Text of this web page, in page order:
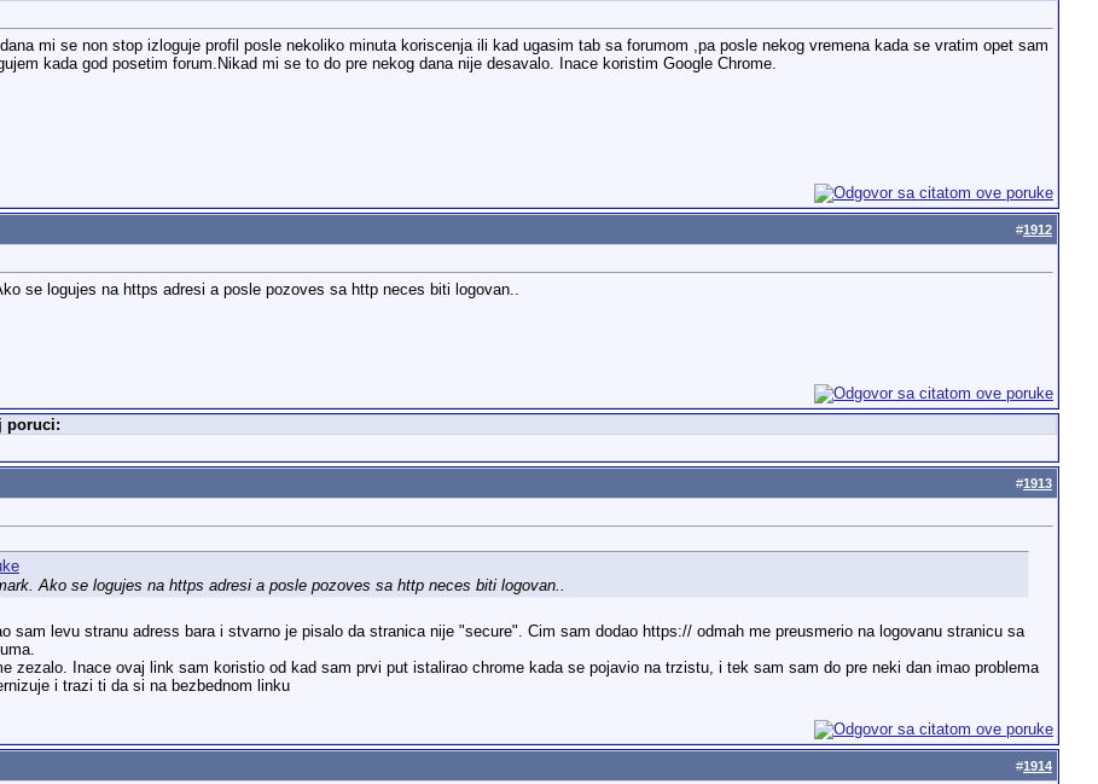
mi se non stop izloguje profil posle nekoliko minuta koriscenja ili kad ugasim tab sa forumom ,pa posle nekog vremena kada se vratim opet sam
kada god posetim forum.Nikad mi se to do pre nekog dana nije desavalo. Inace koristim Google Chrome.
#1912
se logujes na https adresi a posle pozoves sa http neces biti logovan..
poruci:
#1913
Ako se logujes na https adresi a posle pozoves sa http neces biti logovan..
sam levu stranu adress bara i stvarno je pisalo da stranica nije "secure". Cim sam dodao https:// odmah me preusmerio na logovanu stranicu sa
zezalo. Inace ovaj link sam koristio od kad sam prvi put istalirao chrome kada se pojavio na trzistu, i tek sam sam do pre neki dan imao problema
i trazi ti da si na bezbednom linku
#1914